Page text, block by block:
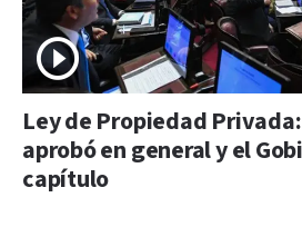
Ley de Propiedad
aprobó en general y el
capítulo